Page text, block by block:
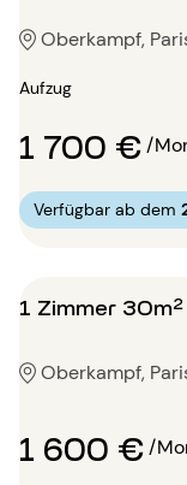
Oberkampf,
Aufzug
1 700 €/
Verfügbar ab dem
1 Zimmer 30m²
Oberkampf,
1 600 €/